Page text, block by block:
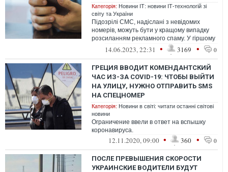
Категорія: Новини ІТ: новини ІТ-технологій зі
світу та України
Підозрілі СМС, надіслані з невідомих
номерів, можуть бути у кращому випадку
розсиланням рекламного спаму. У гіршому
це може призвести до завантаження ...
14.06.2023, 22:31 • 3169 • 0
ГРЕЦИЯ ВВОДИТ КОМЕНДАНТСКИЙ
ЧАС ИЗ-ЗА COVID-19: ЧТОБЫ ВЫЙТИ
НА УЛИЦУ, НУЖНО ОТПРАВИТЬ SMS
НА СПЕЦНОМЕР
Категорія: Новини в світі: читати останні світові
новини
Ограничение ввели в ответ на вспышку
коронавируса.
12.11.2020, 09:00 • 360 • 0
ПОСЛЕ ПРЕВЫШЕНИЯ СКОРОСТИ
УКРАИНСКИЕ ВОДИТЕЛИ БУДУТ